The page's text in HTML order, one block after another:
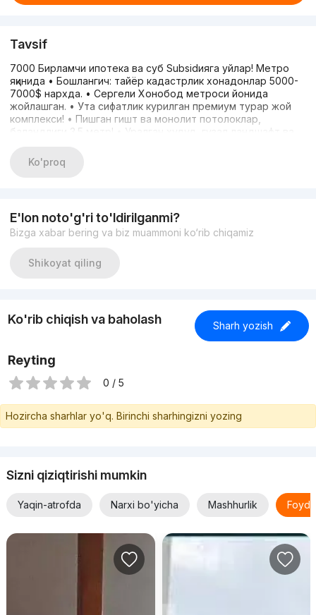
Tavsif
7000 Бирламчи ипотека ва суб Subsidияга уйлар! Метро
яқинида • Бошлангич: тайёр кадастрлик хонадонлар 5000-
7000$ нархда. • Сергели Хонобод метроси йонида
жойлашган. • Ута сифатлик курилган премиум турар жой
комплекси! • Пишган гишт ва монолит потолоклар,
баландлиги 3.5 метр! • Уралган худуд, гузал ландшафт ва
лифт! • 40м² дан 130м² гача хонадонлар мавжуд! •
Ухингизга ёкқан хонадонни сотиб олишга улгуриб қолинг! •
Ko'proq
E'lon noto'g'ri to'ldirilganmi?
Bizga xabar bering va biz muammoni ko‘rib chiqamiz
Shikoyat qiling
Ko'rib chiqish va baholash Sharh yozish
Reyting
0 / 5
Hozircha sharhlar yo'q. Birinchi sharhingizni yozing
Sizni qiziqtirishi mumkin
Yaqin-atrofda Narxi bo'yicha Mashhurlik